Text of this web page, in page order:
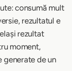
consumă mult
rezultatul e
rezultat
moment,
generate de un